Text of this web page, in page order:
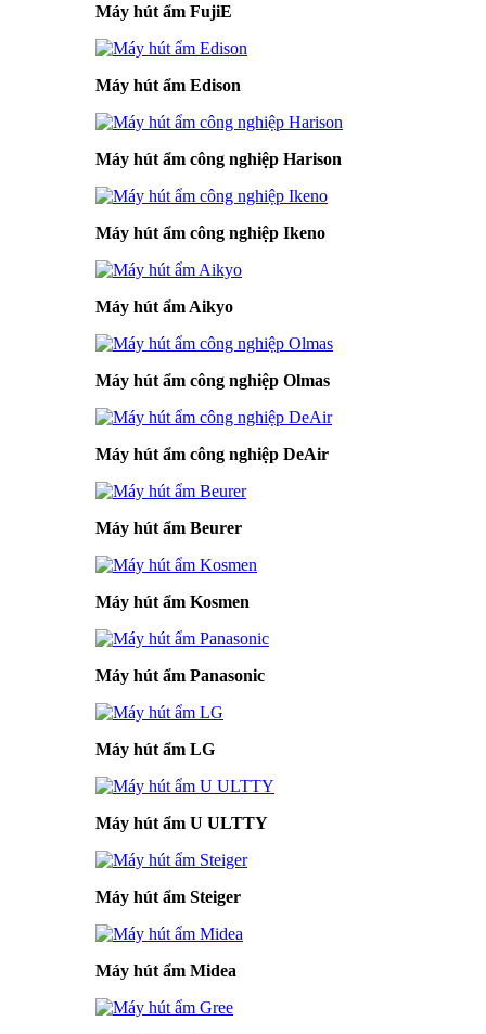
Máy hút ẩm FujiE
Máy hút ẩm Edison
Máy hút ẩm công nghiệp Harison
Máy hút ẩm công nghiệp Ikeno
Máy hút ẩm Aikyo
Máy hút ẩm công nghiệp Olmas
Máy hút ẩm công nghiệp DeAir
Máy hút ẩm Beurer
Máy hút ẩm Kosmen
Máy hút ẩm Panasonic
Máy hút ẩm LG
Máy hút ẩm U ULTTY
Máy hút ẩm Steiger
Máy hút ẩm Midea